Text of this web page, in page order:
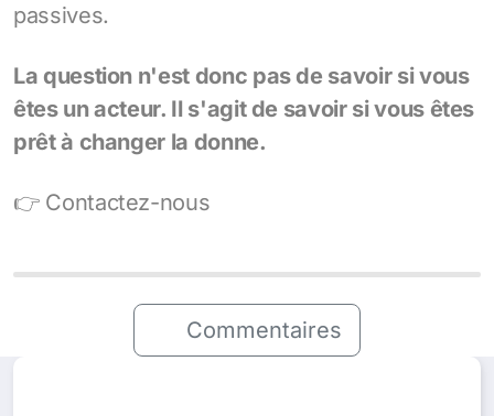
passives.
La question n'est donc pas de savoir si vous
êtes un acteur. Il s'agit de savoir si vous êtes
prêt à changer la donne.
👉 Contactez-nous
Commentaires